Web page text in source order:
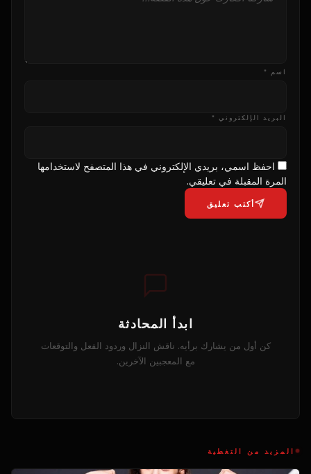
اسم *
البريد الإلكتروني *
احفظ اسمي، بريدي الإلكتروني في هذا المتصفح لاستخدامها
المرة المقبلة في تعليقي.
أكتب تعليق
ابدأ المحادثة
كن أول من يشارك برأيه. ناقش النزال وردود الفعل والتوقعات
مع المعجبين الآخرين.
المزيد من التغطية